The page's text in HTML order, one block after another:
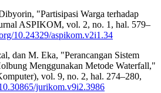
"Partisipasi Warga terhadap
ASPIKOM, vol. 2, no. 1, hal. 579–
10.24329/aspikom.v2i1.34
dan M. Eka, "Perancangan Sistem
Menggunakan Metode Waterfall,"
vol. 9, no. 2, hal. 274–280,
jurikom.v9i2.3986